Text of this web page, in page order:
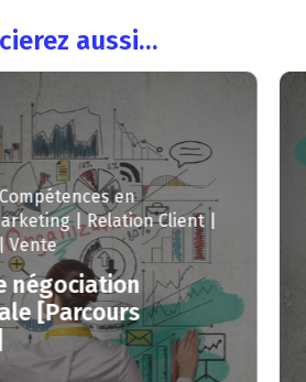
aussi…
|
Certificat de
Entreprise
Paie
Conduire un
l’analyse du
l’intégration du
[Parcours